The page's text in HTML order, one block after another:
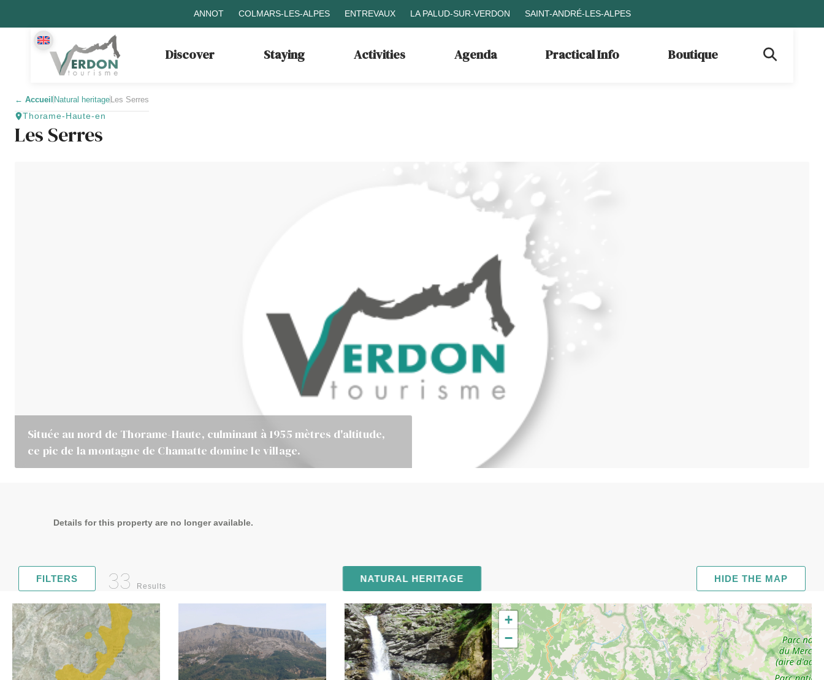
ANNOT COLMARS-LES-ALPES ENTREVAUX LA PALUD-SUR-VERDON SAINT-ANDRÉ-LES-ALPES
Discover Staying Activities Agenda Practical Info Boutique
← Accueil Natural heritageLes Serres
Thorame-Haute-en
Les Serres
Située au nord de Thorame-Haute, culminant à 1955 mètres d'altitude,
ce pic de la montagne de Chamatte domine le village.
Details for this property are no longer available.
FILTERS 33 Results
NATURAL HERITAGE HIDE THE MAP
Zone représentative de l'étage
subméditerranéen où dominent
les landes à buis, genêt
cendré, lavande. Zone peu
Le mont Chiran (1 905 m),
second sommet des Préalpes
du Verdon, offre un panorama
exceptionnel : des Alpes du
Waterfall located 20 minutes
from the village. Family outing.
+
−